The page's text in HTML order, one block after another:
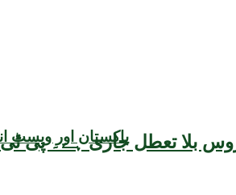
بلا تعطل جاری ہے۔ پی
پاکستان اور ویسٹ انڈیز کے درمیان 3 ون ڈے انٹرنیشنل